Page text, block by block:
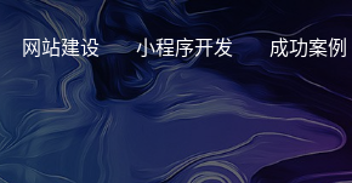
网站建设 小程序开发 成功案例